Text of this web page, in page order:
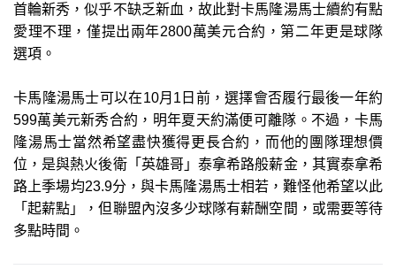
首輪新秀，似乎不缺乏新血，故此對卡馬隆湯馬士續約有點
愛理不理，僅提出兩年2800萬美元合約，第二年更是球隊
選項。
卡馬隆湯馬士可以在10月1日前，選擇會否履行最後一年約
599萬美元新秀合約，明年夏天約滿便可離隊。不過，卡馬
隆湯馬士當然希望盡快獲得更長合約，而他的團隊理想價
位，是與熱火後衛「英雄哥」泰拿希路般薪金，其實泰拿希
路上季場均23.9分，與卡馬隆湯馬士相若，難怪他希望以此
「起薪點」，但聯盟內沒多少球隊有薪酬空間，或需要等待
多點時間。